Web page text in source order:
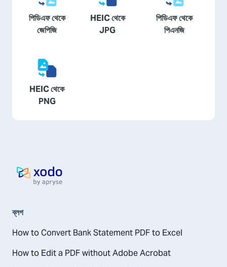
পিডিএফ থেকে
জেপিজি
HEIC থেকে
JPG
পিডিএফ থেকে
পিএনজি
HEIC থেকে
PNG
হোম পেজ
ব্লগ
How to Convert Bank Statement PDF to Excel
How to Edit a PDF without Adobe Acrobat